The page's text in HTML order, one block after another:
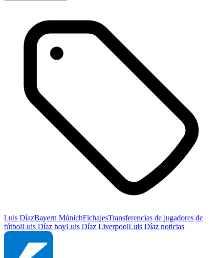
Luis DíazBayern MúnichFichajesTransferencias de jugadores de
fútbolLuis Díaz hoyLuis Díaz LiverpoolLuis Díaz noticias